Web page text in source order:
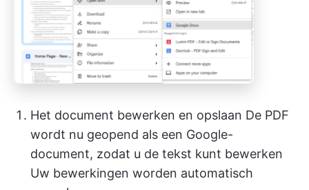
Het document bewerken en opslaan De PDF
wordt nu geopend als een Google-
document, zodat u de tekst kunt bewerken
Uw bewerkingen worden automatisch